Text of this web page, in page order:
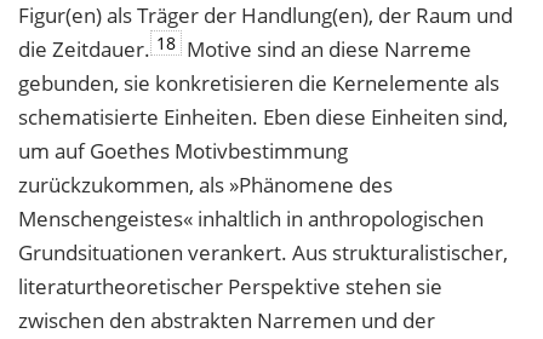
Figur(en) als Träger der Handlung(en), der Raum und
die Zeitdauer. 18 Motive sind an diese Narreme
gebunden, sie konkretisieren die Kernelemente als
schematisierte Einheiten. Eben diese Einheiten sind,
um auf Goethes Motivbestimmung
zurückzukommen, als »Phänomene des
Menschengeistes« inhaltlich in anthropologischen
Grundsituationen verankert. Aus strukturalistischer,
literaturtheoretischer Perspektive stehen sie
zwischen den abstrakten Narremen und der